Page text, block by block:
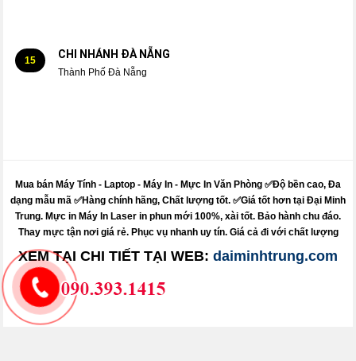
15 CHI NHÁNH ĐÀ NẴNG
Thành Phố Đà Nẵng
Mua bán Máy Tính - Laptop - Máy In - Mực In Văn Phòng ✅Độ bền cao, Đa
dạng mẫu mã ✅Hàng chính hãng, Chất lượng tốt. ✅Giá tốt hơn tại Đại Minh
Trung. Mực in Máy In Laser in phun mới 100%, xài tốt. Bảo hành chu đáo.
Thay mựctận nơi giá rẻ. Phục vụ nhanh uy tín. Giá cả đi với chất lượng
XEM TẠI CHI TIẾT TẠI WEB: daiminhtrung.com
Sửa máy tính pci - sửa máy in pci - nạp mực in pci